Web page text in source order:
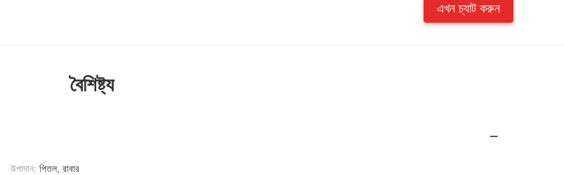
এখন চ্যাট করুন
বৈশিষ্ট্য
উপাদান: পিতল, রাবার